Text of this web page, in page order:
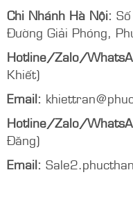
Chi Nhánh Hà Nội:
Đường Giải Phóng,
Hotline/Zalo/
Khiết)
Email:
Hotline/Zalo/
Đăng)
Email: